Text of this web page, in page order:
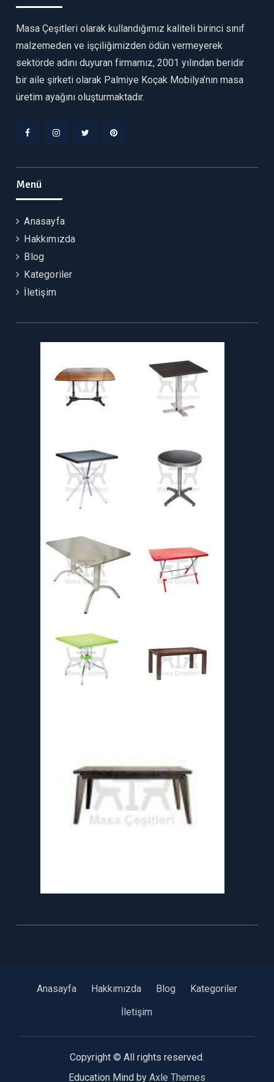
Masa Çeşitleri olarak kullandığımız kaliteli birinci sınıf
malzemeden ve işçiliğimizden ödün vermeyerek
sektörde adını duyuran firmamız, 2001 yılından beridir
bir aile şirketi olarak Palmiye Koçak Mobilya’nın masa
üretim ayağını oluşturmaktadır.
Menü
Anasayfa
Hakkımızda
Blog
Kategoriler
İletişim
Anasayfa Hakkımızda Blog
Kategoriler
İletişim
Copyright © All rights reserved.
Education Mind by Axle Themes